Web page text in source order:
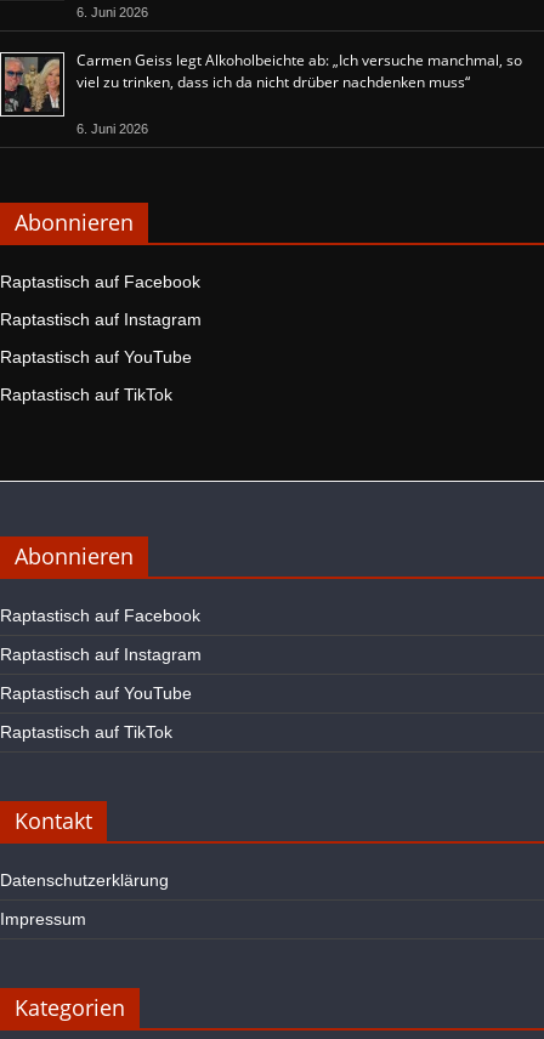
6. Juni 2026
Carmen Geiss legt Alkoholbeichte ab: „Ich versuche manchmal, so
viel zu trinken, dass ich da nicht drüber nachdenken muss“
6. Juni 2026
Abonnieren
Raptastisch auf Facebook
Raptastisch auf Instagram
Raptastisch auf YouTube
Raptastisch auf TikTok
Abonnieren
Raptastisch auf Facebook
Raptastisch auf Instagram
Raptastisch auf YouTube
Raptastisch auf TikTok
Kontakt
Datenschutzerklärung
Impressum
Kategorien